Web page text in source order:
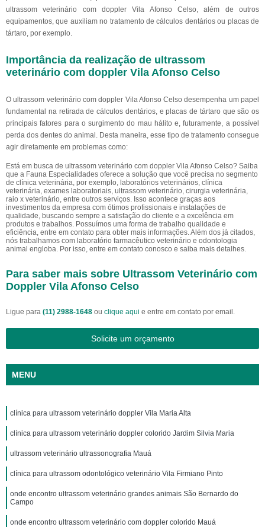
ultrassom veterinário com doppler Vila Afonso Celso, além de outros
equipamentos, que auxiliam no tratamento de cálculos dentários ou placas de
tártaro, por exemplo.
Importância da realização de ultrassom
veterinário com doppler Vila Afonso Celso
O ultrassom veterinário com doppler Vila Afonso Celso desempenha um papel
fundamental na retirada de cálculos dentários, e placas de tártaro que são os
principais fatores para o surgimento do mau hálito e, futuramente, a possível
perda dos dentes do animal. Desta maneira, esse tipo de tratamento consegue
agir diretamente em problemas como:
Está em busca de ultrassom veterinário com doppler Vila Afonso Celso? Saiba
que a Fauna Especialidades oferece a solução que você precisa no segmento
de clínica veterinária, por exemplo, laboratórios veterinários, clínica
veterinária, exames laboratoriais, ultrassom veterinário, cirurgia veterinária,
raio x veterinário, entre outros serviços. Isso acontece graças aos
investimentos da empresa com ótimos profissionais e instalações de
qualidade, buscando sempre a satisfação do cliente e a excelência em
produtos e trabalhos. Possuímos uma forma de trabalho qualidade e
eficiência, entre em contato para obter mais informações. Além dos já citados,
nós trabalhamos com laboratório farmacêutico veterinário e odontologia
animal engloba. Por isso, entre em contato conosco e saiba mais detalhes.
Para saber mais sobre Ultrassom Veterinário com
Doppler Vila Afonso Celso
Ligue para (11) 2988-1648 ou clique aqui e entre em contato por email.
Solicite um orçamento
MENU
clínica para ultrassom veterinário doppler Vila Maria Alta
clínica para ultrassom veterinário doppler colorido Jardim Silvia Maria
ultrassom veterinário ultrassonografia Mauá
clínica para ultrassom odontológico veterinário Vila Firmiano Pinto
onde encontro ultrassom veterinário grandes animais São Bernardo do
Campo
onde encontro ultrassom veterinário com doppler colorido Mauá